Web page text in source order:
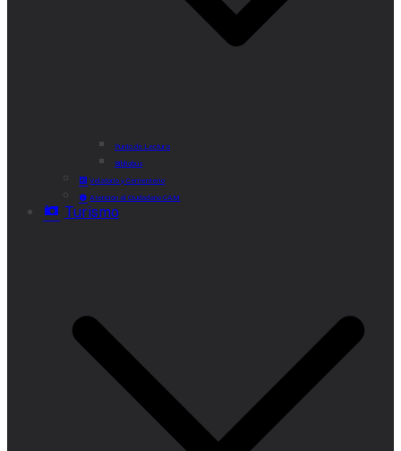
Punto de Lectura
Bibliobús
Velatorio y Cementerio
Atención al Ciudadano CAM
Turismo